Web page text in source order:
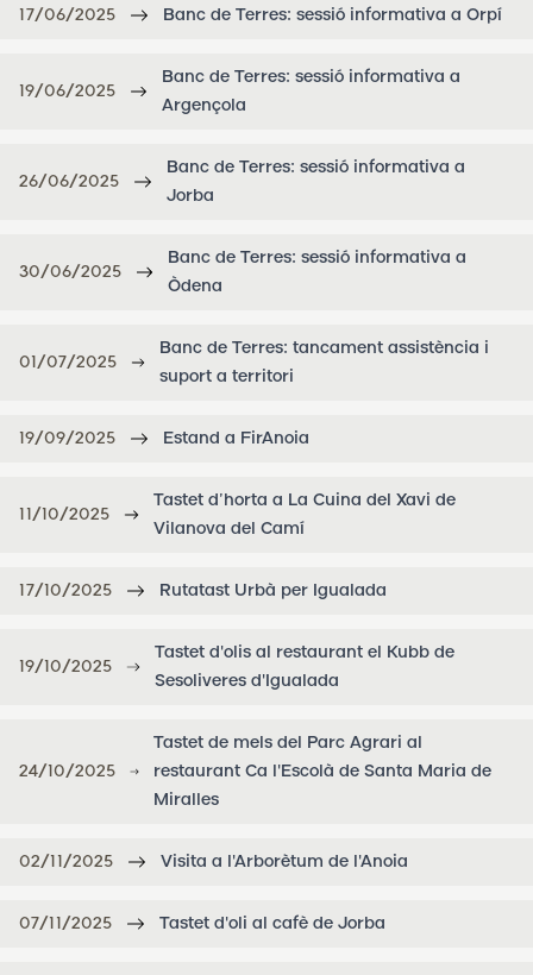
17/06/2025 Banc de Terres: sessió informativa a Orpí
19/06/2025
Banc de Terres: sessió informativa a
Argençola
26/06/2025
Banc de Terres: sessió informativa a
Jorba
30/06/2025
Banc de Terres: sessió informativa a
Òdena
01/07/2025
Banc de Terres: tancament assistència i
suport a territori
19/09/2025 Estand a FirAnoia
11/10/2025
Tastet d’horta a La Cuina del Xavi de
Vilanova del Camí
17/10/2025 Rutatast Urbà per Igualada
19/10/2025
Tastet d'olis al restaurant el Kubb de
Sesoliveres d'Igualada
24/10/2025
Tastet de mels del Parc Agrari al
restaurant Ca l'Escolà de Santa Maria de
Miralles
02/11/2025 Visita a l'Arborètum de l'Anoia
07/11/2025 Tastet d'oli al cafè de Jorba